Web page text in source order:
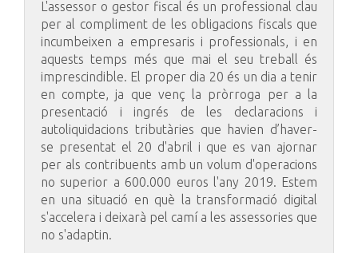
L'assessor o gestor fiscal és un professional clau
per al compliment de les obligacions fiscals que
incumbeixen a empresaris i professionals, i en
aquests temps més que mai el seu treball és
imprescindible. El proper dia 20 és un dia a tenir
en compte, ja que venç la pròrroga per a la
presentació i ingrés de les declaracions i
autoliquidacions tributàries que havien d’haver-
se presentat el 20 d'abril i que es van ajornar
per als contribuents amb un volum d'operacions
no superior a 600.000 euros l'any 2019. Estem
en una situació en què la transformació digital
s'accelera i deixarà pel camí a les assessories que
no s'adaptin.